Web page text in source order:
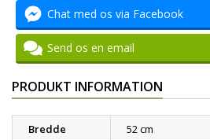
Chat med os via Facebook
Send os en email
PRODUKT INFORMATION
Bredde
52 cm